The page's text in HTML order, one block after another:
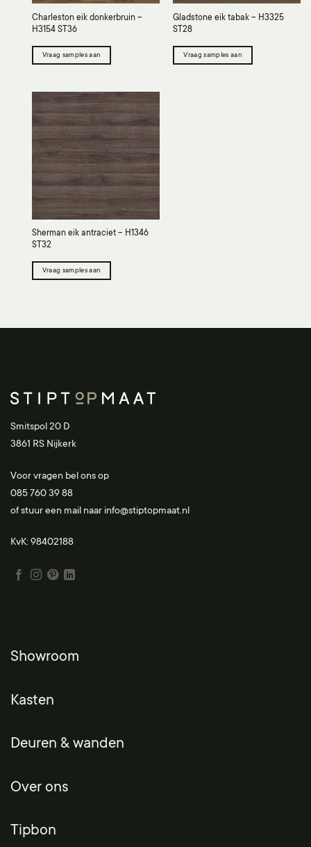
Charleston eik donkerbruin –
H3154 ST36
Vraag samples aan
Gladstone eik tabak – H3325
ST28
Vraag samples aan
Sherman eik antraciet – H1346
ST32
Vraag samples aan
Smitspol 20 D
3861 RS Nijkerk
Voor vragen bel ons op
085 760 39 88
of stuur een mail naar info@stiptopmaat.nl
KvK: 98402188
Showroom
Kasten
Deuren & wanden
Over ons
Tipbon